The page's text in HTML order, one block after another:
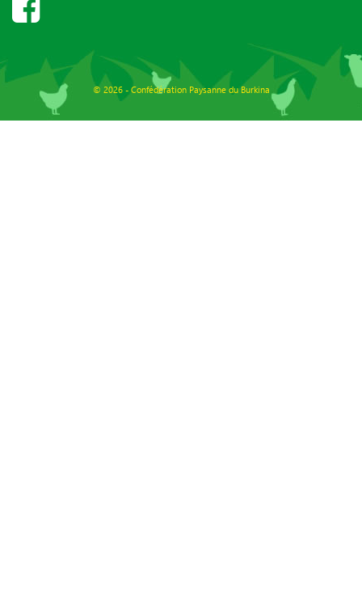
© 2026 - Confédération Paysanne du Burkina